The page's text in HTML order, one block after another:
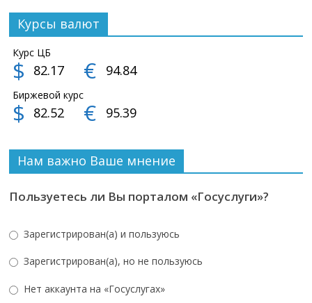
Курсы валют
Курс ЦБ
$ 82.17 € 94.84
Биржевой курс
$ 82.52 € 95.39
Нам важно Ваше мнение
Пользуетесь ли Вы порталом «Госуслуги»?
Зарегистрирован(а) и пользуюсь
Зарегистрирован(а), но не пользуюсь
Нет аккаунта на «Госуслугах»